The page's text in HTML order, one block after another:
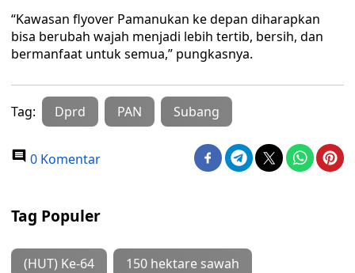
“Kawasan flyover Pamanukan ke depan diharapkan
bisa berubah wajah menjadi lebih tertib, bersih, dan
bermanfaat untuk semua,” pungkasnya.
Tag: Dprd PAN Subang
0 Komentar
Tag Populer
(HUT) Ke-64 150 hektare sawah